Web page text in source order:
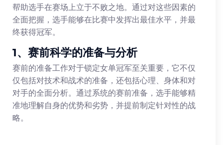
帮助选手在赛场上立于不败之地。通过对这些因素的
全面把握，选手能够在比赛中发挥出最佳水平，并最
终获得冠军。
1、赛前科学的准备与分析
赛前的准备工作对于锁定女单冠军至关重要，它不仅
仅包括对技术和战术的准备，还包括心理、身体和对
对手的全面分析。通过系统的赛前准备，选手能够精
准地理解自身的优势和劣势，并提前制定针对性的战
略。